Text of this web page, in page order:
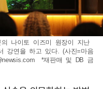
나이토 이즈미 원장이 지난
강연을 하고 있다. (사진=마음
*재판매 및 DB 금